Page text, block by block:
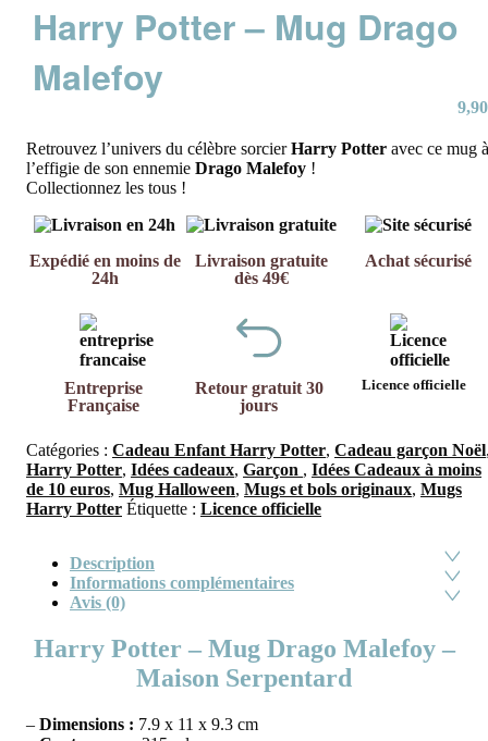
Harry Potter – Mug Drago
Malefoy
9,90
Retrouvez l’univers du célèbre sorcierHarry Potter avec ce mug à
l’effigie de son ennemie Drago Malefoy !
Collectionnez les tous !
Expédié en moins de
24h
Livraison gratuite
dès 49€
Achat sécurisé
Entreprise
Française
Retour gratuit 30
jours
Licence officielle
Catégories : Cadeau Enfant Harry Potter, Cadeau garçon Noël
Harry Potter, Idées cadeaux, Garçon , Idées Cadeaux à moins
de 10 euros, Mug Halloween, Mugs et bols originaux, Mugs
Harry Potter Étiquette : Licence officielle
Description
Informations complémentaires
Avis (0)
Harry Potter – Mug Drago Malefoy –
Maison Serpentard
– Dimensions : 7.9 x 11 x 9.3 cm